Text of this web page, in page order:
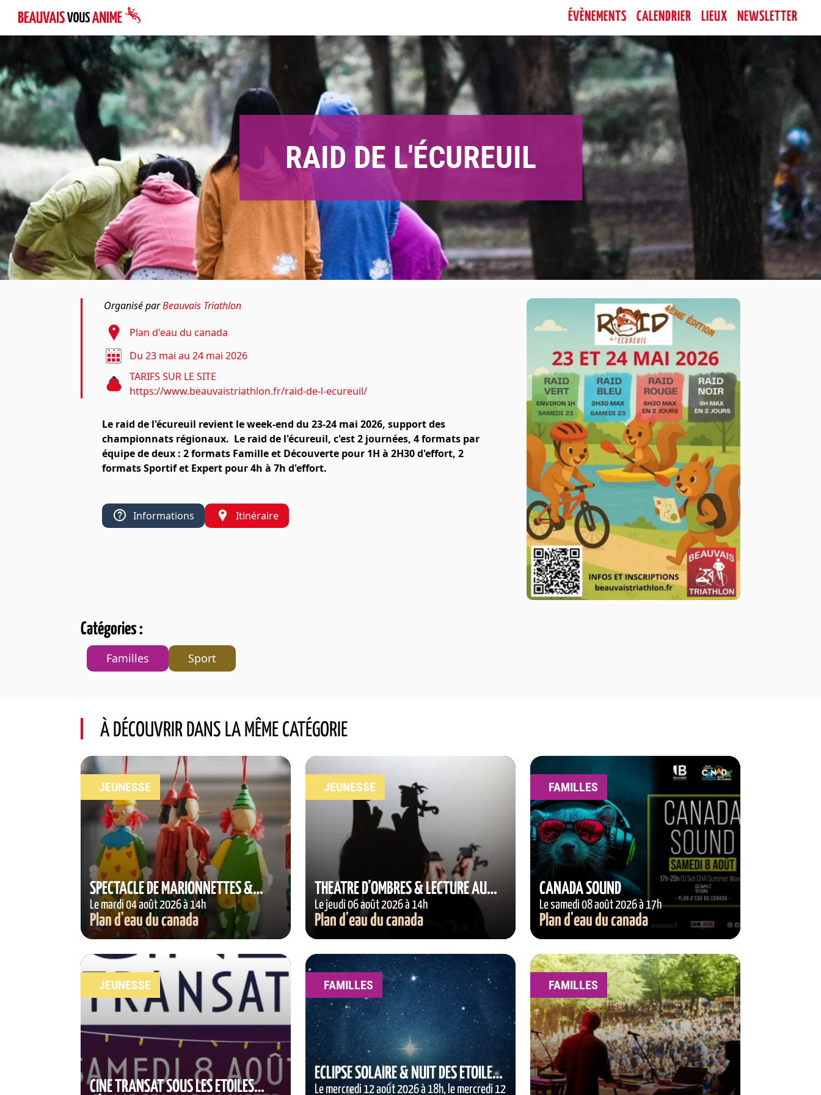
ÉVÈNEMENTS CALENDRIER LIEUX NEWSLETTER
RAID DE L'ÉCUREUIL
Organisé parBeauvais Triathlon
Plan d'eau du canada
Du 23 mai au 24 mai 2026
TARIFS SUR LE SITE
https://www.beauvaistriathlon.fr/raid-de-l-ecureuil/
Le raid de l'écureuil revient le week-end du 23-24 mai 2026, support des
championnats régionaux. Le raid de l'écureuil, c'est 2 journées, 4 formats par
équipe de deux : 2 formats Famille et Découverte pour 1H à 2H30 d'effort, 2
formats Sportif et Expert pour 4h à 7h d'effort.
Catégories :
Familles Sport
Informations Itinéraire
À DÉCOUVRIR DANS LA MÊME CATÉGORIE
JEUNESSE
SPECTACLE DE MARIONNETTES &
LECTURE AU JARDIN
Le mardi 04 août 2026 à 14h
Plan d'eau du canada
JEUNESSE
THÉÂTRE D’OMBRES & LECTURE AU
JARDIN
Le jeudi 06 août 2026 à 14h
Plan d'eau du canada
FAMILLES
CANADA SOUND
Le samedi 08 août 2026 à 17h
Plan d'eau du canada
JEUNESSE
CINÉ TRANSAT SOUS LES ÉTOILES
FAMILLES
ÉCLIPSE SOLAIRE & NUIT DES ÉTOILES
Le mercredi 12 août 2026 à 18h, le mercredi 12
FAMILLES